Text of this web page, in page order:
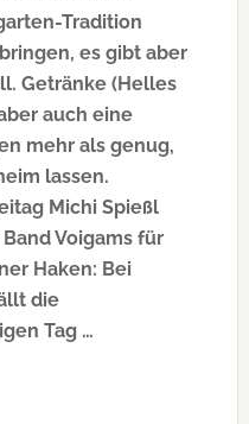
Tradition
es gibt aber
Getränke (Helles
auch eine
mehr als genug,
lassen.
Michi Spießl
Voigams für
Haken: Bei
die
Tag …